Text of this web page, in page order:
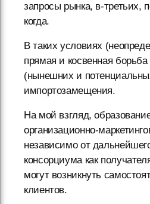
запросы рынка, в-третьих,
когда.
В таких условиях
прямая и косвенная
(нынешних и
импортозамещения.
На мой взгляд,
организационно-
независимо от
консорциума как
могут возникнуть
клиентов.